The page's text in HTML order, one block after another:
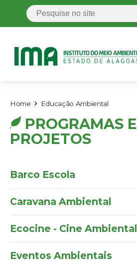
Home Educação Ambiental
PROGRAMAS E
PROJETOS
Barco Escola
Caravana Ambiental
Ecocine - Cine Ambiental
Eventos Ambientais